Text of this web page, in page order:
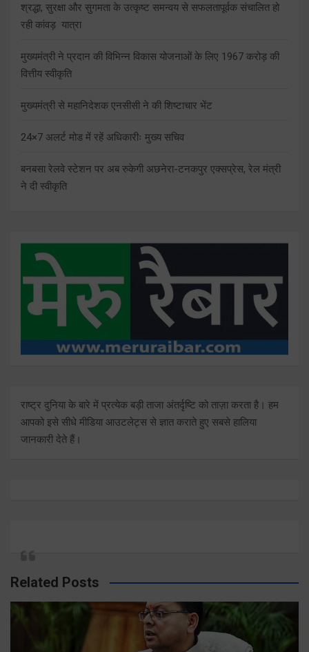
श्रद्धा, सुरक्षा और सुगमता के उत्कृष्ट समन्वय से सफलतापूर्वक संचालित हो
रही कांवड़ यात्रा
मुख्यमंत्री ने प्रदान की विभिन्न विकास योजनाओं के लिए 1967 करोड़ की
वित्तीय स्वीकृति
मुख्यमंत्री से महानिदेशक एनसीसी ने की शिष्टाचार भेंट
24×7 अलर्ट मोड में रहें अधिकारीः मुख्य सचिव
बनबसा रेलवे स्टेशन पर अब रुकेगी अछनेरा-टनकपुर एक्सप्रेस, रेल मंत्री
ने दी स्वीकृति
राष्ट्र दुनिया के बारे में प्रत्येक बड़ी ताजा अंतर्दृष्टि को ताज़ा करता है। हम
आपको इसे सीधे मीडिया आउटलेट्स से ज्ञात कराते हुए सबसे हालिया
जानकारी देते हैं।
Related Posts